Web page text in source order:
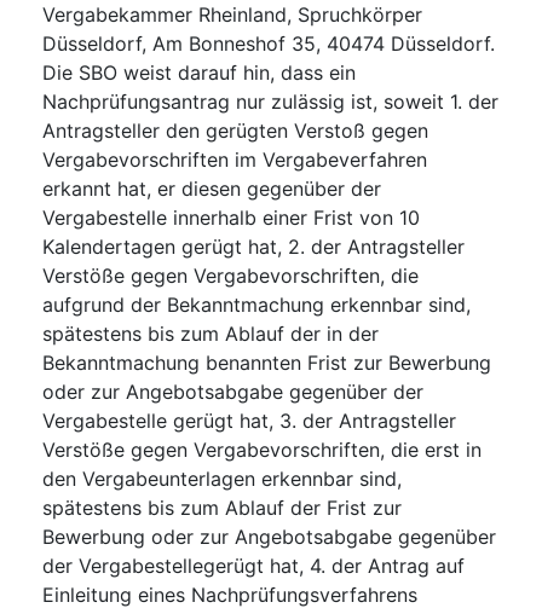
Vergabekammer Rheinland, Spruchkörper
Düsseldorf, Am Bonneshof 35, 40474 Düsseldorf.
Die SBO weist darauf hin, dass ein
Nachprüfungsantrag nur zulässig ist, soweit 1. der
Antragsteller den gerügten Verstoß gegen
Vergabevorschriften im Vergabeverfahren
erkannt hat, er diesen gegenüber der
Vergabestelle innerhalb einer Frist von 10
Kalendertagen gerügt hat, 2. der Antragsteller
Verstöße gegen Vergabevorschriften, die
aufgrund der Bekanntmachung erkennbar sind,
spätestens bis zum Ablauf der in der
Bekanntmachung benannten Frist zur Bewerbung
oder zur Angebotsabgabe gegenüber der
Vergabestelle gerügt hat, 3. der Antragsteller
Verstöße gegen Vergabevorschriften, die erst in
den Vergabeunterlagen erkennbar sind,
spätestens bis zum Ablauf der Frist zur
Bewerbung oder zur Angebotsabgabe gegenüber
der Vergabestellegerügt hat, 4. der Antrag auf
Einleitung eines Nachprüfungsverfahrens